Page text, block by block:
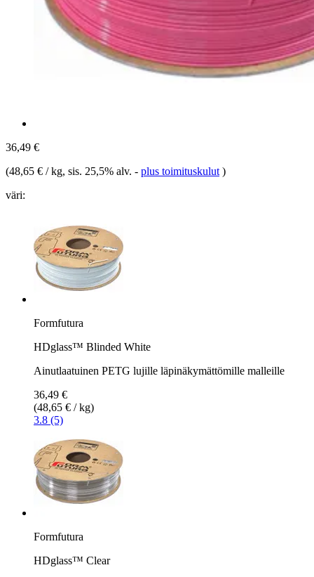
36,49 €
(48,65 € / kg, sis. 25,5% alv. - plus toimituskulut )
väri:
Formfutura
HDglass™ Blinded White
Ainutlaatuinen PETG lujille läpinäkymättömille malleille
36,49 €
(48,65 € / kg)
3.8 (5)
Formfutura
HDglass™ Clear